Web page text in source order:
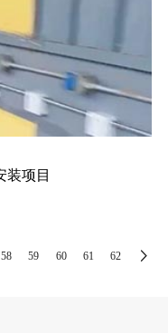
装项目
58 59 60 61 62